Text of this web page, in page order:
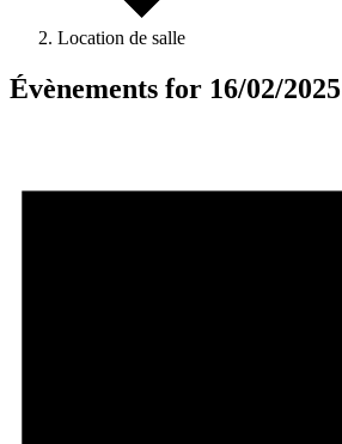
Location de salle
Évènements for 16/02/2025